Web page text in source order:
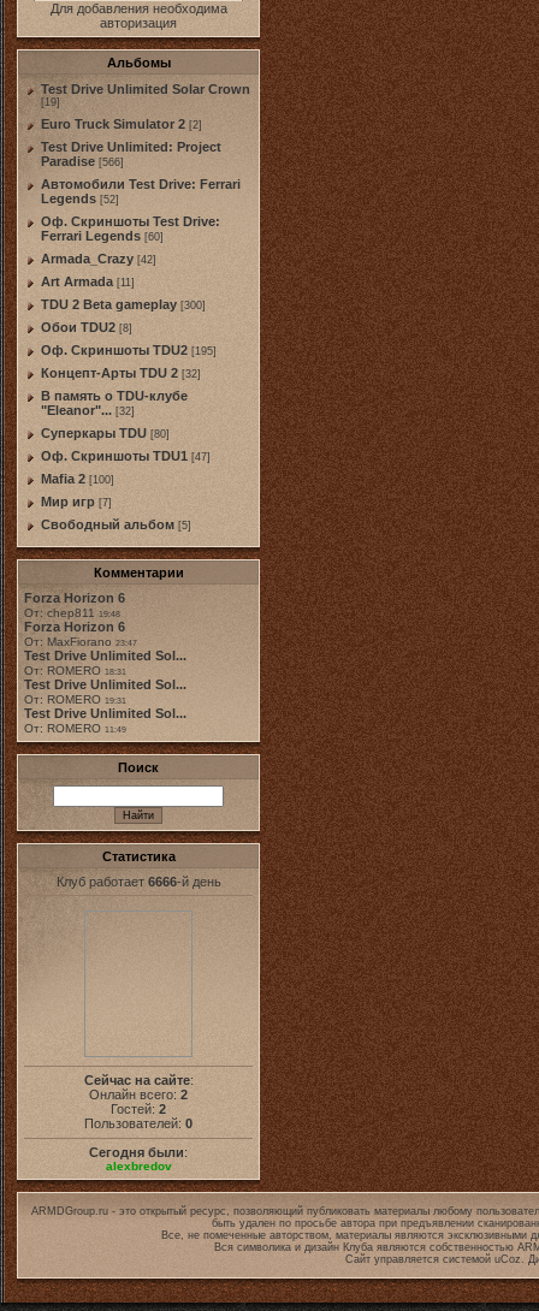
Для добавления необходима
авторизация
Альбомы
Test Drive Unlimited Solar Crown
[19]
Euro Truck Simulator 2 [2]
Test Drive Unlimited: Project
Paradise [566]
Автомобили Test Drive: Ferrari
Legends [52]
Оф. Скриншоты Test Drive:
Ferrari Legends [60]
Armada_Crazy [42]
Art Armada [11]
TDU 2 Beta gameplay [300]
Обои TDU2 [8]
Оф. Скриншоты TDU2 [195]
Концепт-Арты TDU 2 [32]
В память о TDU-клубе
"Eleanor"... [32]
Суперкары TDU [80]
Оф. Скриншоты TDU1 [47]
Mafia 2 [100]
Мир игр [7]
Свободный альбом [5]
Комментарии
Forza Horizon 6
От: chep811 19:48
Forza Horizon 6
От: MaxFiorano 23:47
Test Drive Unlimited Sol...
От: ROMERO 18:31
Test Drive Unlimited Sol...
От: ROMERO 19:31
Test Drive Unlimited Sol...
От: ROMERO 11:49
Поиск
Статистика
Клуб работает 6666-й день
Сейчас на сайте:
Онлайн всего: 2
Гостей: 2
Пользователей: 0
Сегодня были:
alexbredov
ARMDGroup.ru - это открытый ресурс, позволяющий публиковать материалы любому
быть удален по просьбе автора при предъявлении
Все, не помеченные авторством, материалы являются эксклюзивными
Вся символика и дизайн Клуба являются собственностью
Сайт управляется системой uCoz.